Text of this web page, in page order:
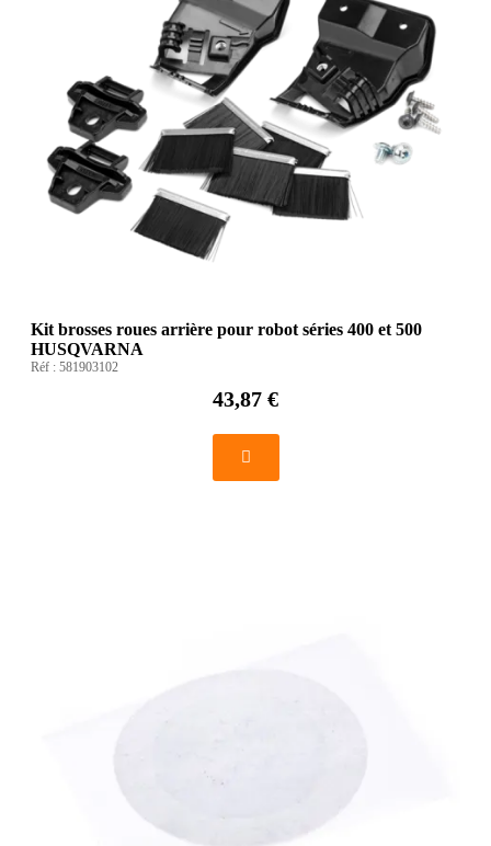
Kit brosses roues arrière pour robot séries 400 et 500
HUSQVARNA
Réf : 581903102
43,87 €